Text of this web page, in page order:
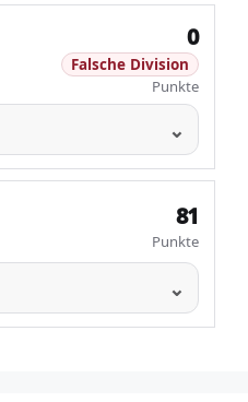
0
Falsche Division
Punkte
81
Punkte